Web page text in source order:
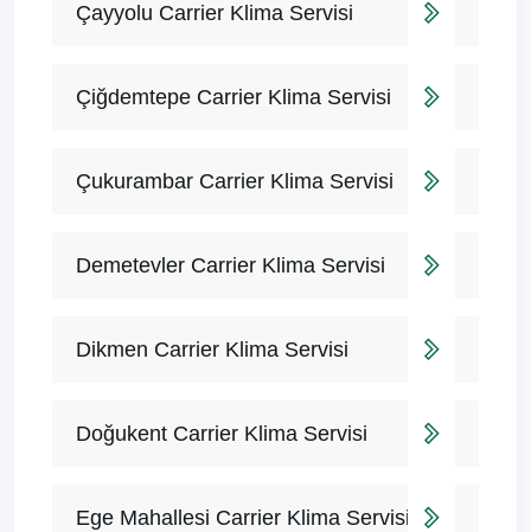
Çayyolu Carrier Klima Servisi
Çiğdemtepe Carrier Klima Servisi
Çukurambar Carrier Klima Servisi
Demetevler Carrier Klima Servisi
Dikmen Carrier Klima Servisi
Doğukent Carrier Klima Servisi
Ege Mahallesi Carrier Klima Servisi